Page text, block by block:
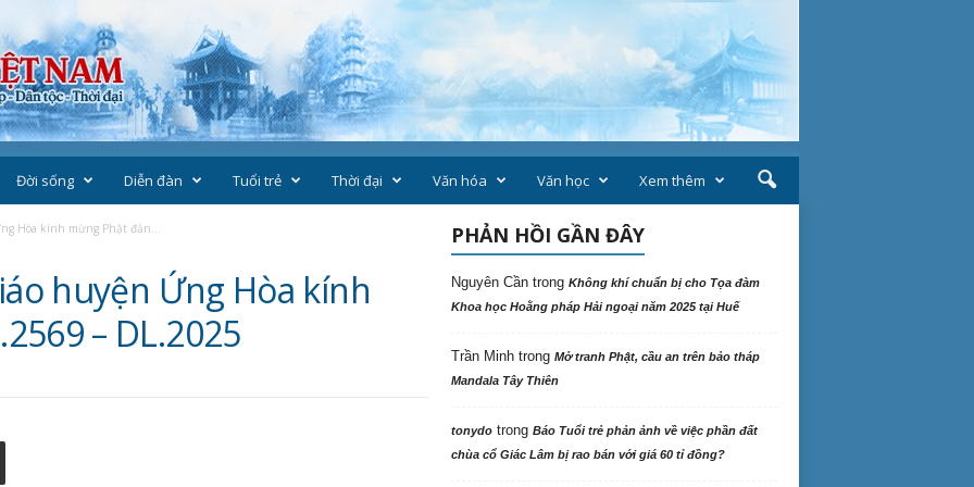
Đời sống Diễn đàn Tuổi trẻ Thời đại Văn hóa Văn học Xem thêm
Hòa kính mừng Phật đản...
huyện Ứng Hòa kính
– DL.2025
PHẢN HỒI GẦN ĐÂY
Nguyên Cầntrong Không khí chuẩn bị cho Tọa đàm
Khoa học Hoằng pháp Hải ngoại năm 2025 tại Huế
Trần Minhtrong Mở tranh Phật, cầu an trên bảo tháp
Mandala Tây Thiên
tonydotrong Báo Tuổi trẻ phản ảnh về việc phần đất
chùa cổ Giác Lâm bị rao bán với giá 60 tỉ đồng?